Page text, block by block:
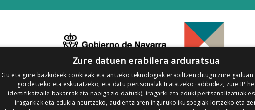
Zure datuen erabilera arduratsua
Gu eta gure bazkideek cookieak eta antzeko teknologiak erabiltzen ditugu zure
gordetzeko eta eskuratzeko, eta datu pertsonalak tratatzeko (adibidez, zure IP
identifikatzaile bakarrak eta nabigazio-datuak), iragarki eta eduki pertsonalizatuak
iragarkiak eta edukia neurtzeko, audientziaren inguruko ikuspegiak lortzeko eta